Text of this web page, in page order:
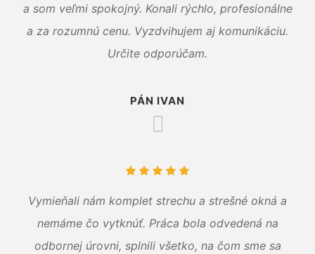
a som veľmi spokojný. Konali rýchlo, profesionálne
a za rozumnú cenu. Vyzdvihujem aj komunikáciu.
Určite odporúčam.
PÁN IVAN
Vymieňali nám komplet strechu a strešné okná a
nemáme čo vytknúť. Práca bola odvedená na
odbornej úrovni, splnili všetko, na čom sme sa